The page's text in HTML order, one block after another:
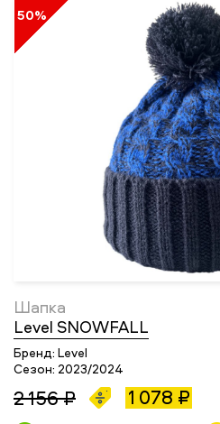
50%
Шапка
Level SNOWFALL
Бренд: Level
Сезон: 2023/2024
2 156 ₽ 1 078 ₽